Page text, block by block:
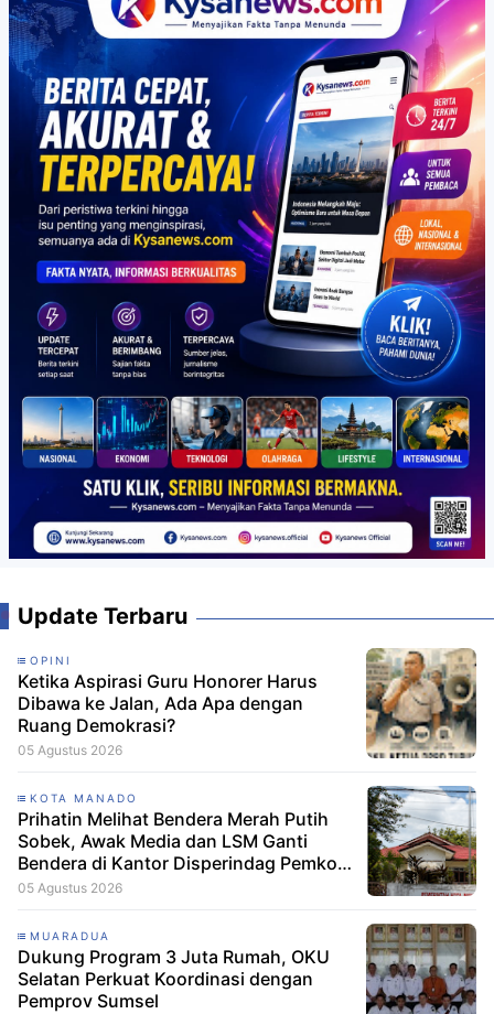
Update Terbaru
OPINI
Ketika Aspirasi Guru Honorer Harus
Dibawa ke Jalan, Ada Apa dengan
Ruang Demokrasi?
05 Agustus 2026
KOTA MANADO
Prihatin Melihat Bendera Merah Putih
Sobek, Awak Media dan LSM Ganti
Bendera di Kantor Disperindag Pemkot
Manado
05 Agustus 2026
MUARADUA
Dukung Program 3 Juta Rumah, OKU
Selatan Perkuat Koordinasi dengan
Pemprov Sumsel